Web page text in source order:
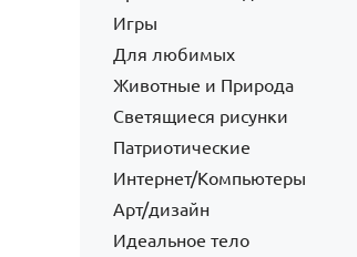
Игры
Для любимых
Животные и Природа
Светящиеся рисунки
Патриотические
Интернет/Компьютеры
Арт/дизайн
Идеальное тело